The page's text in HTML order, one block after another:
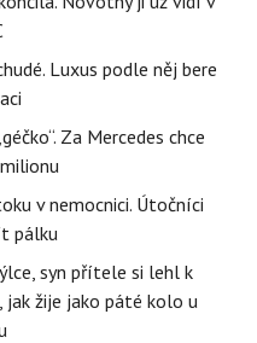
Luxus podle něj bere
Za Mercedes chce
v nemocnici. Útočníci
pálku
syn přítele si lehl k
jak žije jako páté kolo u